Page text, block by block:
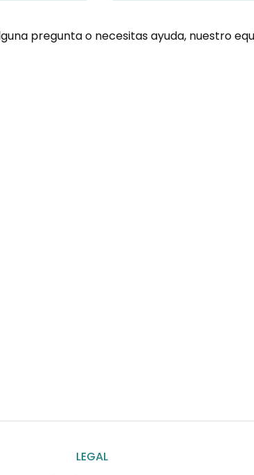
pregunta o necesitas ayuda, nuestro
LEGAL